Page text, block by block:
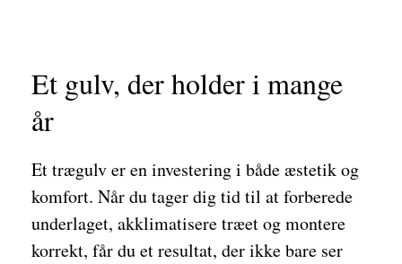
Et gulv, der holder i mange
år
Et trægulv er en investering i både æstetik og
komfort. Når du tager dig tid til at forberede
underlaget, akklimatisere træet og montere
korrekt, får du et resultat, der ikke bare ser